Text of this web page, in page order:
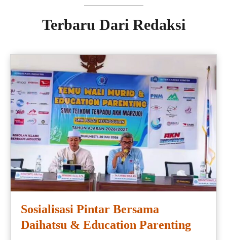
Terbaru Dari Redaksi
Sosialisasi Pintar Bersama
Daihatsu & Education Parenting